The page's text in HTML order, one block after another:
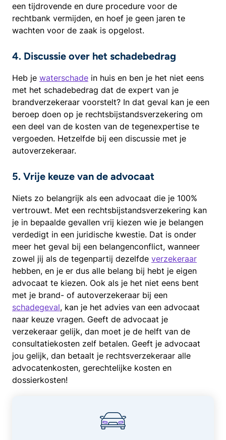
een tijdrovende en dure procedure voor de
rechtbank vermijden, en hoef je geen jaren te
wachten voor de zaak is opgelost.
4. Discussie over het schadebedrag
Heb je waterschade in huis en ben je het niet eens
met het schadebedrag dat de expert van je
brandverzekeraar voorstelt? In dat geval kan je een
beroep doen op je rechtsbijstandsverzekering om
een deel van de kosten van de tegenexpertise te
vergoeden. Hetzelfde bij een discussie met je
autoverzekeraar.
5. Vrije keuze van de advocaat
Niets zo belangrijk als een advocaat die je 100%
vertrouwt. Met een rechtsbijstandsverzekering kan
je in bepaalde gevallen vrij kiezen wie je belangen
verdedigt in een juridische kwestie. Dat is onder
meer het geval bij een belangenconflict, wanneer
zowel jij als de tegenpartij dezelfde verzekeraar
hebben, en je er dus alle belang bij hebt je eigen
advocaat te kiezen. Ook als je het niet eens bent
met je brand- of autoverzekeraar bij een
schadegeval, kan je het advies van een advocaat
naar keuze vragen. Geeft de advocaat je
verzekeraar gelijk, dan moet je de helft van de
consultatiekosten zelf betalen. Geeft je advocaat
jou gelijk, dan betaalt je rechtsverzekeraar alle
advocatenkosten, gerechtelijke kosten en
dossierkosten!